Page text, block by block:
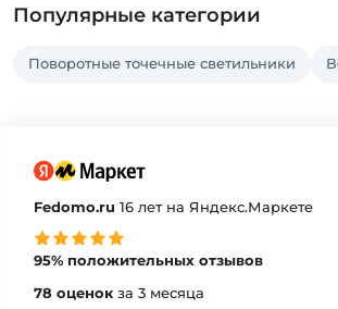
Популярные категории
Поворотные точечные светильники
Fedomo.ru 16 лет на Яндекс.Маркете
95% положительных отзывов
78 оценок за 3 месяца